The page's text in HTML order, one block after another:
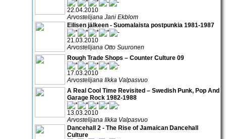
22.04.2010
Arvostelijana Jani Ekblom
Eilisen jälkeen - Suomalaista postpunkia 1981-1987
21.03.2010
Arvostelijana Otto Suuronen
Rough Trade Shops – Counter Culture 09
17.03.2010
Arvostelijana Ilkka Valpasvuo
A Real Cool Time Revisited – Swedish Punk, Pop And
Garage Rock 1982-1988
13.03.2010
Arvostelijana Ilkka Valpasvuo
Dancehall 2 - The Rise of Jamaican Dancehall
Culture